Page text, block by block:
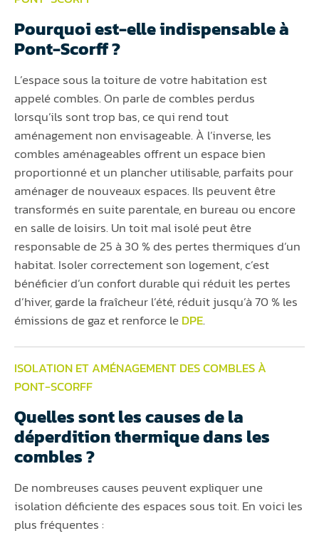
Pourquoi est-elle indispensable à
Pont-Scorff ?
L’espace sous la toiture de votre habitation est
appelé combles. On parle de combles perdus
lorsqu’ils sont trop bas, ce qui rend tout
aménagement non envisageable. À l’inverse, les
combles aménageables offrent un espace bien
proportionné et un plancher utilisable, parfaits pour
aménager de nouveaux espaces. Ils peuvent être
transformés en suite parentale, en bureau ou encore
en salle de loisirs. Un toit mal isolé peut être
responsable de 25 à 30 % des pertes thermiques d’un
habitat. Isoler correctement son logement, c’est
bénéficier d’un confort durable qui réduit les pertes
d’hiver, garde la fraîcheur l’été, réduit jusqu’à 70 % les
émissions de gaz et renforce leDPE.
ISOLATION ET AMÉNAGEMENT DES COMBLES À
PONT-SCORFF
Quelles sont les causes de la
déperdition thermique dans les
combles ?
De nombreuses causes peuvent expliquer une
isolation déficiente des espaces sous toit. En voici les
plus fréquentes :